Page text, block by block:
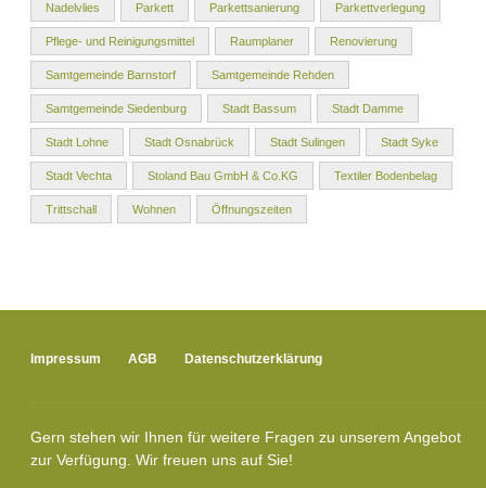
Nadelvlies Parkett Parkettsanierung Parkettverlegung
Pflege- und Reinigungsmittel Raumplaner Renovierung
Samtgemeinde Barnstorf Samtgemeinde Rehden
Samtgemeinde Siedenburg Stadt Bassum Stadt Damme
Stadt Lohne Stadt Osnabrück Stadt Sulingen Stadt Syke
Stadt Vechta Stoland Bau GmbH & Co.KG Textiler Bodenbelag
Trittschall Wohnen Öffnungszeiten
Impressum AGB Datenschutzerklärung
Gern stehen wir Ihnen für weitere Fragen zu unserem Angebot
zur Verfügung. Wir freuen uns auf Sie!